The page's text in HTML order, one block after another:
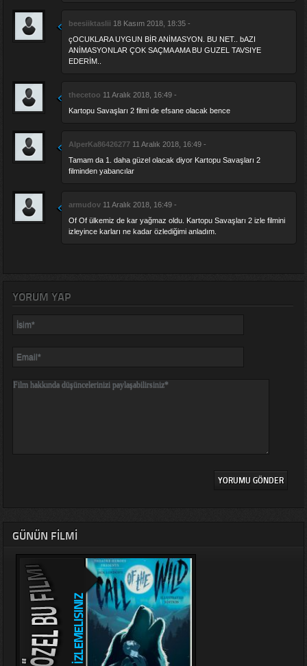
beesiiktaslii 18 Kasım 2018, 18:35 -
çOCUKLARA UYGUN BİR ANİMASYON. BU NET.. bAZI
ANİMASYONLAR ÇOK SAÇMA AMA BU GUZEL TAVSIYE
EDERİM..
thecetoo 11 Aralık 2018, 16:49 -
Kartopu Savaşları 2 filmi de efsane olacak bence
AlperKa86426277 11 Aralık 2018, 16:49 -
Tamam da 1. daha güzel olacak diyor Kartopu Savaşları 2
filminden yabancılar
armudov 11 Aralık 2018, 16:49 -
Of Of ülkemiz de kar yağmaz oldu. Kartopu Savaşları 2 izle filmini
izleyince karları ne kadar özlediğimi anladım.
YORUM YAP
GÜNÜN FILMI